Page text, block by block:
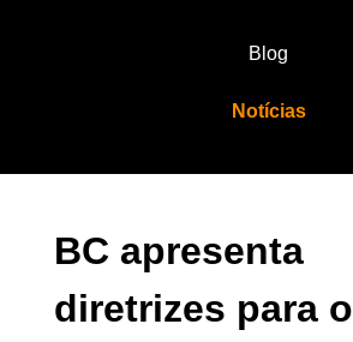
Blog
Notícias
BC apresenta
diretrizes para o